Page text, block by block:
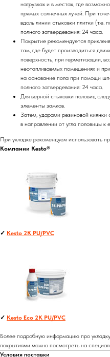
нагрузках и в местах, где
прямых солнечных лучей. При
вдоль линии стыковки плитки
полного затвердевания: 24 часа.
Покрытие рекомендуется
там, где будет производиться
поверхность, при герметизации,
неотапливаемых помещениях и
на основание пола при помощи
полного затвердевания: 24 часа.
Для верной стыковки половиц
элементы замков.
Затем, ударами резиновой киянки
в направлении от угла половицы к
При укладке рекомендуем использовать
Компании Kesto®
✓ Kesto 2K PU/PVC
✓ Kesto Eco 2K PU/PVC
Более подробную информацию про
покрытиями можно посмотреть на
Условия поставки